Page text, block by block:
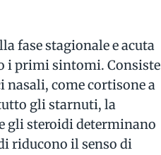
fase stagionale e acuta
i primi sintomi. Consiste
come cortisone a
gli starnuti, la
gli steroidi determinano
riducono il senso di